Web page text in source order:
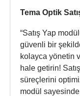
Tema Optik
“Satış Yap
güvenli bir
kolayca yönetin
hale getirin!
süreçlerini
modül